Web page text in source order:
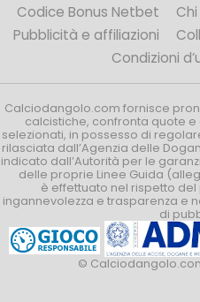
Codice Bonus Netbet
Pubblicità e affiliazioni
Condizioni
Calciodangolo.com fornisce
calcistiche, confronta quote
selezionati, in possesso di
rilasciata dall’Agenzia delle
indicato dall’Autorità per le
delle proprie Linee Guida
è effettuato nel rispetto
ingannevolezza e trasparenza e
di
©